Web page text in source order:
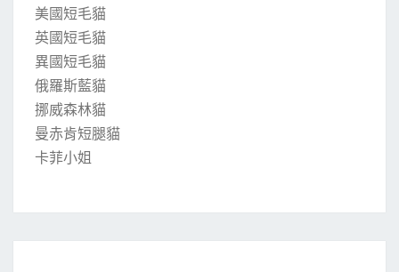
美國短毛貓
英國短毛貓
異國短毛貓
俄羅斯藍貓
挪威森林貓
曼赤肯短腿貓
卡菲小姐